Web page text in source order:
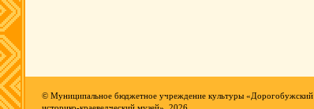
© Муниципальное бюджетное учреждение культуры «Дорогобужский